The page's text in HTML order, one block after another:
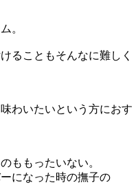
。
ることもそんなに難しく
わいたいという方におす
ももったいない。
になった時の撫子の